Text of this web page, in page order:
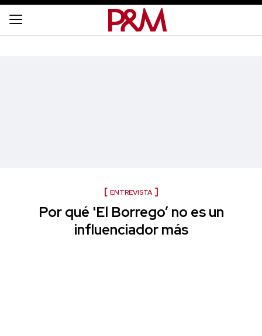
ENTREVISTA
Por qué 'El Borrego’ no es un
influenciador más